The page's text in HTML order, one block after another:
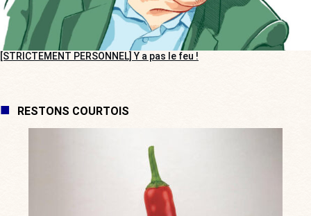
[STRICTEMENT PERSONNEL] Y a pas le feu !
RESTONS COURTOIS